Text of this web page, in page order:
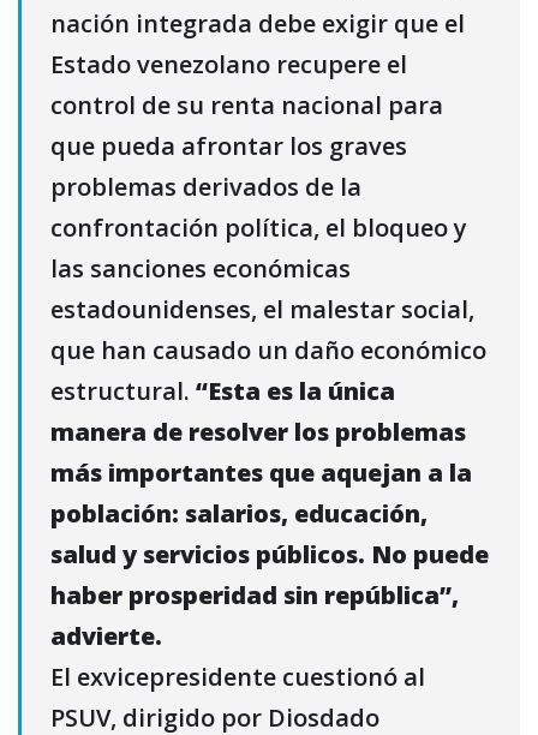
nación integrada debe exigir que el
Estado venezolano recupere el
control de su renta nacional para
que pueda afrontar los graves
problemas derivados de la
confrontación política, el bloqueo y
las sanciones económicas
estadounidenses, el malestar social,
que han causado un daño económico
estructural. “Esta es la única
manera de resolver los problemas
más importantes que aquejan a la
población: salarios, educación,
salud y servicios públicos. No puede
haber prosperidad sin república”,
advierte.
El exvicepresidente cuestionó al
PSUV, dirigido por Diosdado